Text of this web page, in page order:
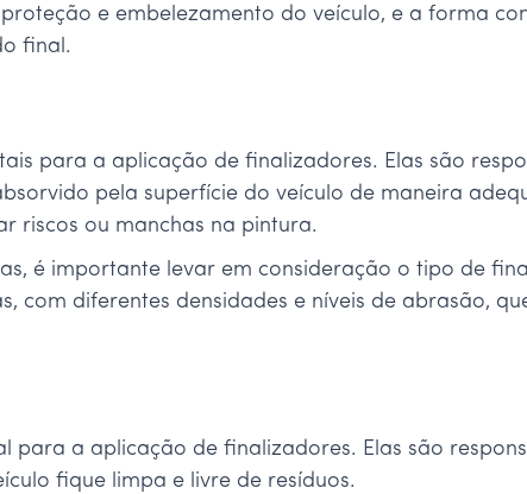
e embelezamento do veículo, e a forma
final.
para a aplicação de finalizadores. Elas são
pela superfície do veículo de maneira
riscos ou manchas na pintura.
é importante levar em consideração o tipo de
com diferentes densidades e níveis de abrasão,
para a aplicação de finalizadores. Elas são
fique limpa e livre de resíduos.